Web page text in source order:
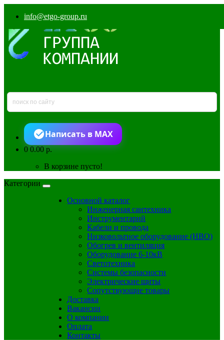
info@etgo-group.ru
Написать в MAX
00.00 р.
В корзине пусто!
Категории
Основной каталог
Инженерная сантехника
Инструментарий
Кабели и провода
Низковольтное оборудование (НВО)
Обогрев и вентиляция
Оборудование 6-10кВ
Светотехника
Системы безопасности
Электрические щиты
Сопутствующие товары
Доставка
Вакансии
О компании
Оплата
Контакты